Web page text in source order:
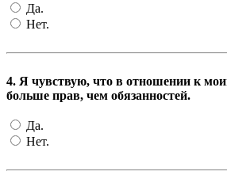
Да.
Нет.
4. Я чувствую, что в отношении к
больше прав, чем обязанностей.
Да.
Нет.